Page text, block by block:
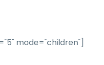
mode="children"]